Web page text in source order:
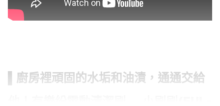
▌廚房裡頑固的水垢和油漬，通通交給